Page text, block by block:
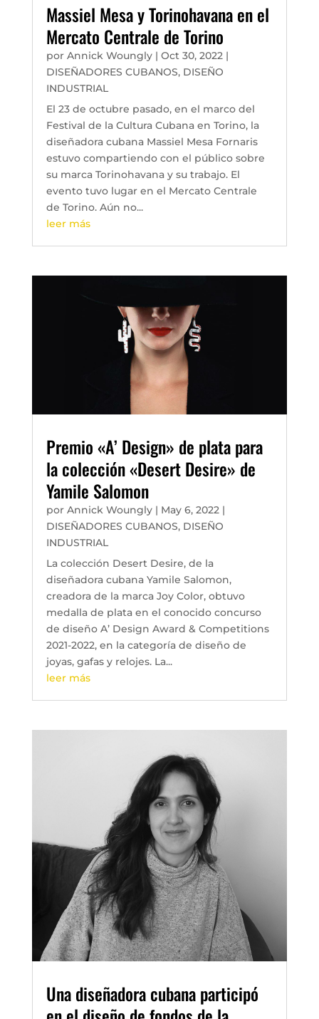
Massiel Mesa y Torinohavana en el
Mercato Centrale de Torino
por Annick Woungly| Oct 30, 2022|
DISEÑADORES CUBANOS, DISEÑO
INDUSTRIAL
El 23 de octubre pasado, en el marco del
Festival de la Cultura Cubana en Torino, la
diseñadora cubana Massiel Mesa Fornaris
estuvo compartiendo con el público sobre
su marca Torinohavana y su trabajo. El
evento tuvo lugar en el Mercato Centrale
de Torino. Aún no...
leer más
Premio «A’ Design» de plata para
la colección «Desert Desire» de
Yamile Salomon
por Annick Woungly| May 6, 2022|
DISEÑADORES CUBANOS, DISEÑO
INDUSTRIAL
La colección Desert Desire, de la
diseñadora cubana Yamile Salomon,
creadora de la marca Joy Color, obtuvo
medalla de plata en el conocido concurso
de diseño A’ Design Award & Competitions
2021-2022, en la categoría de diseño de
joyas, gafas y relojes. La...
leer más
Una diseñadora cubana participó